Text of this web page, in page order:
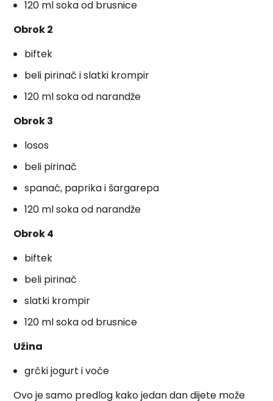
120 ml soka od brusnice
Obrok 2
biftek
beli pirinač i slatki krompir
120 ml soka od narandže
Obrok 3
losos
beli pirinač
spanać, paprika i šargarepa
120 ml soka od narandže
Obrok 4
biftek
beli pirinač
slatki krompir
120 ml soka od brusnice
Užina
grčki jogurt i voće
Ovo je samo predlog kako jedan dan dijete može